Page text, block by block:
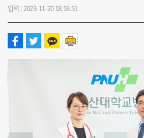
입력 : 2023-11-20 18:16:51